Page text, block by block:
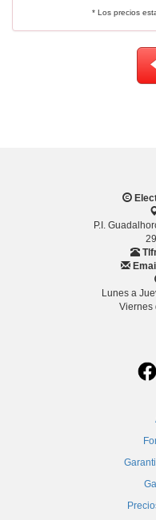
* Los precios
P.I.
Lunes a
Viernes